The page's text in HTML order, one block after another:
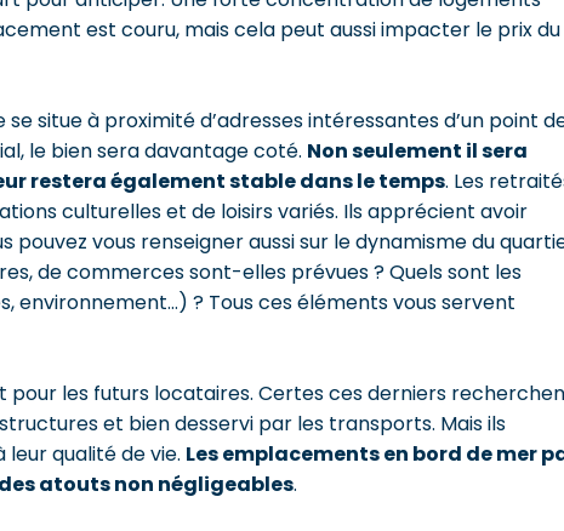
est couru, mais cela peut aussi impacter le prix du
se situe à proximité d’adresses intéressantes d’un point
le bien sera davantage coté. Non seulement il sera
restera également stable dans le temps. Les
culturelles et de loisirs variés. Ils apprécient avoir
vous renseigner aussi sur le dynamisme du
de commerces sont-elles prévues ? Quels sont les
environnement…) ? Tous ces éléments vous servent
les futurs locataires. Certes ces derniers
et bien desservi par les transports. Mais ils
qualité de vie. Les emplacements en bord de mer
atouts non négligeables.